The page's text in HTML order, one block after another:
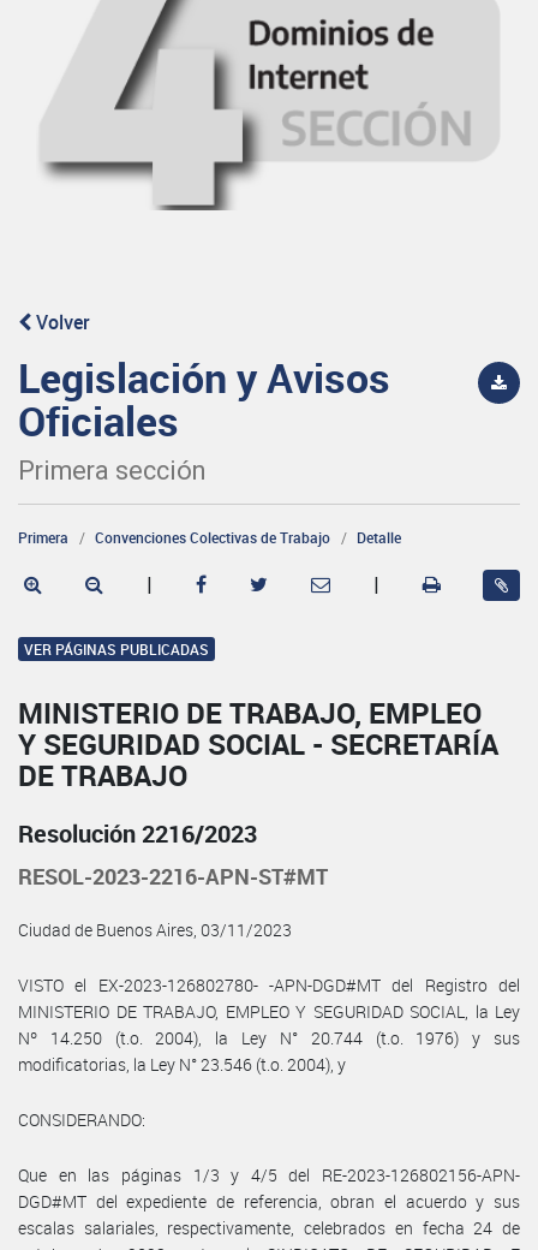
Volver
Legislación y Avisos
Oficiales
Primera sección
Primera Convenciones Colectivas de Trabajo Detalle
| |
VER PÁGINAS PUBLICADAS
MINISTERIO DE TRABAJO, EMPLEO
Y SEGURIDAD SOCIAL - SECRETARÍA
DE TRABAJO
Resolución 2216/2023
RESOL-2023-2216-APN-ST#MT
Ciudad de Buenos Aires, 03/11/2023
VISTO el EX-2023-126802780- -APN-DGD#MT del Registro del
MINISTERIO DE TRABAJO, EMPLEO Y SEGURIDAD SOCIAL, la Ley
Nº 14.250 (t.o. 2004), la Ley N° 20.744 (t.o. 1976) y sus
modificatorias, la Ley N° 23.546 (t.o. 2004), y
CONSIDERANDO:
Que en las páginas 1/3 y 4/5 del RE-2023-126802156-APN-
DGD#MT del expediente de referencia, obran el acuerdo y sus
escalas salariales, respectivamente, celebrados en fecha 24 de